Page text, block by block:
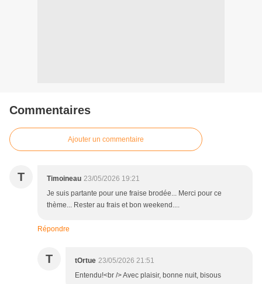
Commentaires
Ajouter un commentaire
T Timoineau 23/05/2026 19:21
Je suis partante pour une fraise brodée... Merci pour ce
thème... Rester au frais et bon weekend....
Répondre
T tOrtue 23/05/2026 21:51
Entendu!<br /> Avec plaisir, bonne nuit, bisous